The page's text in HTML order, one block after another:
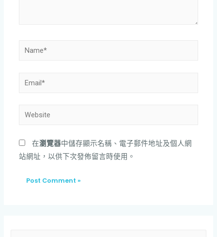
在瀏覽器中儲存顯示名稱、電子郵件地址及個人網
站網址，以供下次發佈留言時使用。